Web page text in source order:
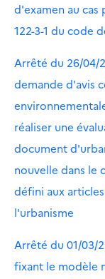
d'examen au cas
122-3-1 du code
Arrêté du 26/04/
demande d'avis
réaliser une
document
nouvelle dans le
défini aux
l'urbanisme
Arrêté du 01/03/
fixant le modèle